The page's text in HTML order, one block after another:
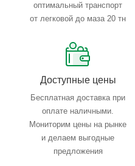
Vexve предназначены для
потока рабочей среды в
технологических
конструкции корпуса
монтируются и
Тефлоновые уплотнения
шару с помощью
обеспечивают
оптимальный транспорт
от легковой до маза 20 тн
Доступные цены
Бесплатная доставка при
оплате наличными.
Мониторим цены на рынке
и делаем выгодные
предложения